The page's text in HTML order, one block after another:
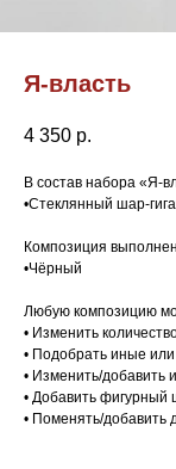
Я-власть
4 350 р.
В состав набора «Я-
•Стеклянный шар-
Композиция
•Чёрный
Любую композицию
• Изменить
• Подобрать иные
• Изменить/добавить
• Добавить фигурный
• Поменять/добавить